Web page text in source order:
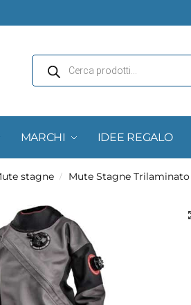
MARCHI IDEE REGALO
stagne / Mute Stagne Trilaminato